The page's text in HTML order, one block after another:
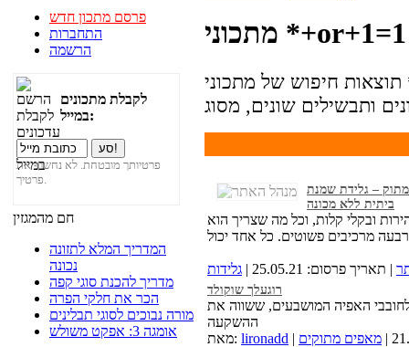
פרסם מתכון חדש
התחברות
הרשמה
לקבלת מתכונים
במייל:
פרטיותך מובטחת. לא נחשוף את
פרטיך.
חם מהמגזין
המדריך המלא לתזונה
נכונה
מדריך להכנת סוגי קפה
הכר את חלקי הפרה
מורה נבוכים לסוגי תבלינים
אומגה 3: אפקט משולש
מתכוני *+or+1=1
תוצאות חיפוש של מתכוני *+or+1=1: בעמוד הבא נמצאת רשימה
– גלידת שמנת
ביתית ללא מכונה
ובקלי קלות, וכל מה שצריך הוא
| תאריך פרסום: 25.05.21 | גלידות
רוגעלך שוקולד
האפיה המושבעים, ששווה את
ההשקעה
מאת: lironadd מאפים מתוקים